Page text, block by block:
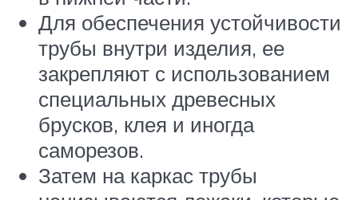
Для обеспечения устойчивости
трубы внутри изделия, ее
закрепляют с использованием
специальных древесных
брусков, клея и иногда
саморезов.
Затем на каркас трубы